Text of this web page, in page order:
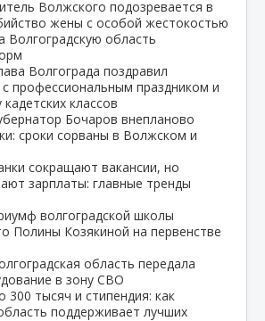
Волжского подозревается в
жены с особой жестокостью
Волгоградскую область
Волгограда поздравил
профессиональным праздником и
классов
Бочаров внепланово
сроки сорваны в Волжском и
сокращают вакансии, но
зарплаты: главные тренды
волгоградской школы
Полины Козякиной на первенстве
область передала
в зону СВО
300 тысяч и стипендия: как
поддерживает лучших